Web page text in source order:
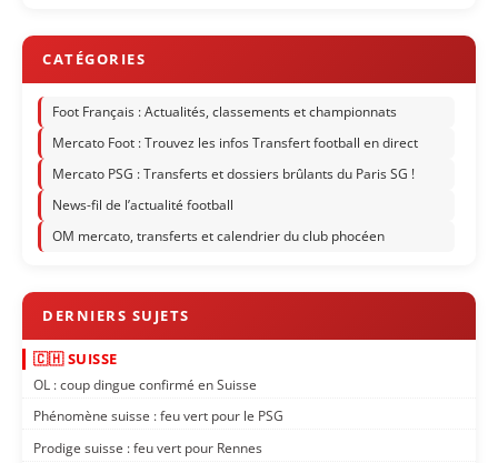
Foot Français : Actualités, classements et championnats
Mercato Foot : Trouvez les infos Transfert football en direct
Mercato PSG : Transferts et dossiers brûlants du Paris SG !
News-fil de l’actualité football
OM mercato, transferts et calendrier du club phocéen
🇨🇭 SUISSE
OL : coup dingue confirmé en Suisse
Phénomène suisse : feu vert pour le PSG
Prodige suisse : feu vert pour Rennes